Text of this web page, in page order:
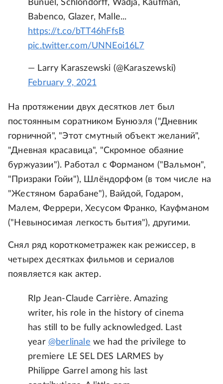
Bunuel, Schlöndorff, Wadja, Kaufman,
Babenco, Glazer, Malle...
https://t.co/bTT46hFfsB
pic.twitter.com/UNNEoi16L7
— Larry Karaszewski (@Karaszewski)
February 9, 2021
На протяжении двух десятков лет был
постоянным соратником Бунюэля ("Дневник
горничной", "Этот смутный объект желаний",
"Дневная красавица", "Скромное обаяние
буржуазии"). Работал с Форманом ("Вальмон",
"Призраки Гойи"), Шлёндорфом (в том числе на
"Жестяном барабане"), Вайдой, Годаром,
Малем, Феррери, Хесусом Франко, Кауфманом
("Невыносимая легкость бытия"), другими.
Снял ряд короткометражек как режиссер, в
четырех десятках фильмов и сериалов
появляется как актер.
RIp Jean-Claude Carrière. Amazing
writer, his role in the history of cinema
has still to be fully acknowledged. Last
year @berlinale we had the privilege to
premiere LE SEL DES LARMES by
Philippe Garrel among his last